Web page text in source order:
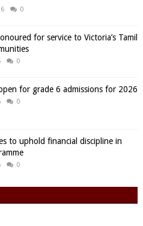
0
for service to Victoria’s Tamil
0
for grade 6 admissions for 2026
0
to uphold financial discipline in
0